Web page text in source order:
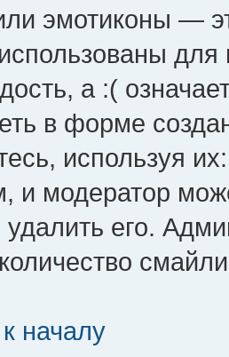
эмотиконы —
а :(
в форме
используя
и модератор
его.
началу